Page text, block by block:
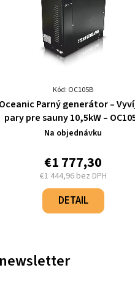
Kód: OC105B
Oceanic Parný generátor –
pary pre sauny 10,5kW –
Na objednávku
€1 777,30
€1 444,96 bez DPH
Jednotková
cena:
DETAIL